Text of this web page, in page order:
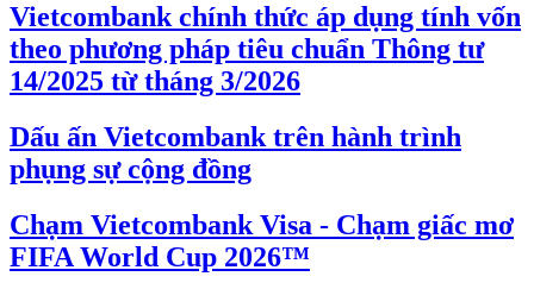
Vietcombank chính thức áp dụng tính vốn
theo phương pháp tiêu chuẩn Thông tư
14/2025 từ tháng 3/2026
Dấu ấn Vietcombank trên hành trình
phụng sự cộng đồng
Chạm Vietcombank Visa - Chạm giấc mơ
FIFA World Cup 2026™